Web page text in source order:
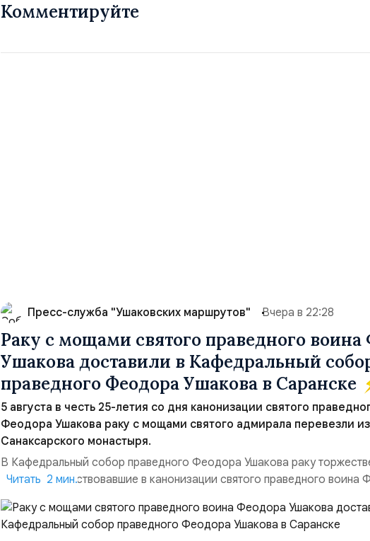
Комментируйте
Пресс-служба "Ушаковских маршрутов" Вчера в 22:28
Раку с мощами святого праведного воина
Ушакова доставили в Кафедральный
праведного Феодора Ушакова в Саранске
5 августа в честь 25-летия со дня канонизации святого
Феодора Ушакова раку с мощами святого адмирала перевезли из
Санаксарского монастыря.
В Кафедральный собор праведного Феодора Ушакова раку
адмиралы, участвовавшие в канонизации святого праведного воина
Ушакова 25 лет назад:Адмирал Владимир Прокофьевич Валуев,
Балтийским флотом ВМФ России (2001–2006 гг.);Адмирал Владимир
Комоедов, командующий Черноморским флотом ВМФ России
Читать 2 мин.